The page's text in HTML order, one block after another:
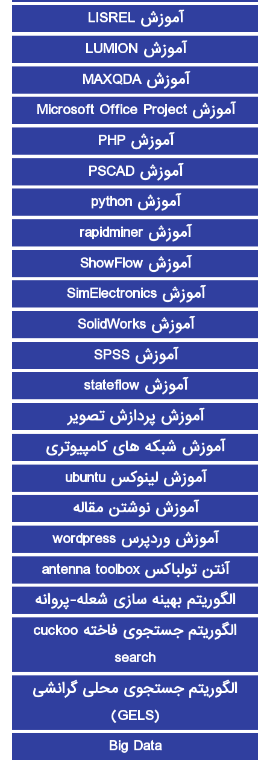
آموزش LISREL
آموزش LUMION
آموزش MAXQDA
آموزش Microsoft Office Project
آموزش PHP
آموزش PSCAD
آموزش python
آموزش rapidminer
آموزش ShowFlow
آموزش SimElectronics
آموزش SolidWorks
آموزش SPSS
آموزش stateflow
آموزش پردازش تصویر
آموزش شبکه های کامپیوتری
آموزش لینوکس ubuntu
آموزش نوشتن مقاله
آموزش وردپرس wordpress
آنتن تولباکس antenna toolbox
الگوریتم بهینه سازی شعله-پروانه
الگوریتم جستجوی فاخته cuckoo
search
الگوریتم جستجوی محلی گرانشی
(GELS)
Big Data